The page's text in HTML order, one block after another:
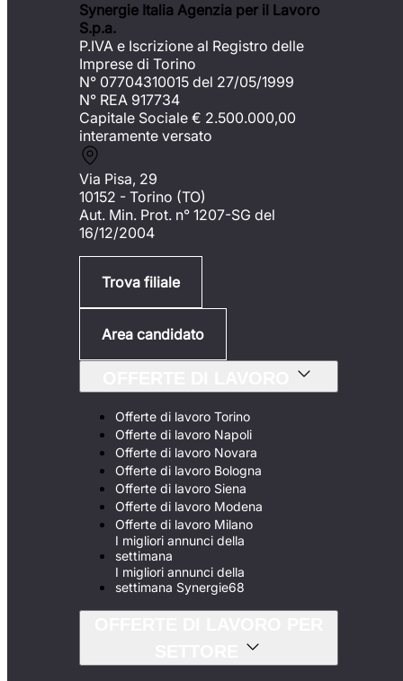
Synergie Italia Agenzia per il Lavoro
S.p.a.
P.IVA e Iscrizione al Registro delle
Imprese di Torino
N° 07704310015 del 27/05/1999
N° REA 917734
Capitale Sociale € 2.500.000,00
interamente versato
Via Pisa, 29
10152 - Torino (TO)
Aut. Min. Prot. n° 1207-SG del
16/12/2004
Trova filiale
Area candidato
Offerte di lavoro Torino
Offerte di lavoro Napoli
Offerte di lavoro Novara
Offerte di lavoro Bologna
Offerte di lavoro Siena
Offerte di lavoro Modena
Offerte di lavoro Milano
I migliori annunci della
settimana
I migliori annunci della
settimana Synergie68